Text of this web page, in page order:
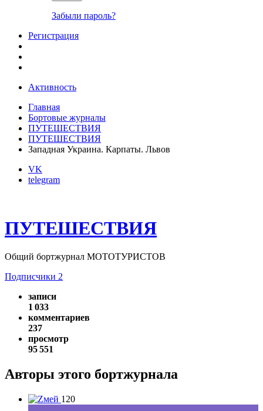
Забыли пароль?
Регистрация
Активность
Главная
Бортовые журналы
ПУТЕШЕСТВИЯ
ПУТЕШЕСТВИЯ
Западная Украина. Карпаты. Львов
VK
telegram
ПУТЕШЕСТВИЯ
Общий бортжурнал МОТОТУРИСТОВ
Подписчики 2
записи
1 033
комментариев
237
просмотр
95 551
Авторы этого бортжурнала
120